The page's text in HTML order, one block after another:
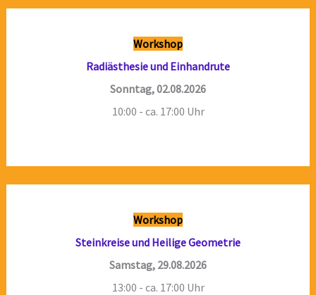
Workshop
Radiästhesie und Einhandrute
Sonntag, 02.08.2026
10:00 - ca. 17:00 Uhr
Workshop
Steinkreise und Heilige Geometrie
Samstag, 29.08.2026
13:00 - ca. 17:00 Uhr